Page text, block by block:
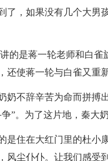
了，如果没有几个大男
的是蒋一轮老师和白
还使蒋一轮与白雀又重
奶不辞辛苦为命而拼搏
”。为了这片地，秦大
是住在大红门里的杜小
风尘仆仆。让我们感受